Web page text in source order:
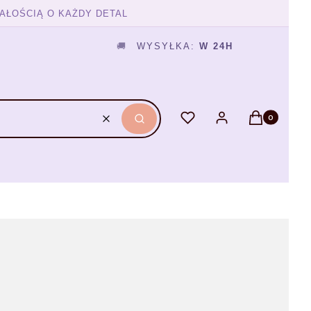
O KAŻDY DETAL
🚚 WYSYŁKA: W 24H
WyczyśćSzukaj
Ulubione Zaloguj sięProdukty w
Koszyk